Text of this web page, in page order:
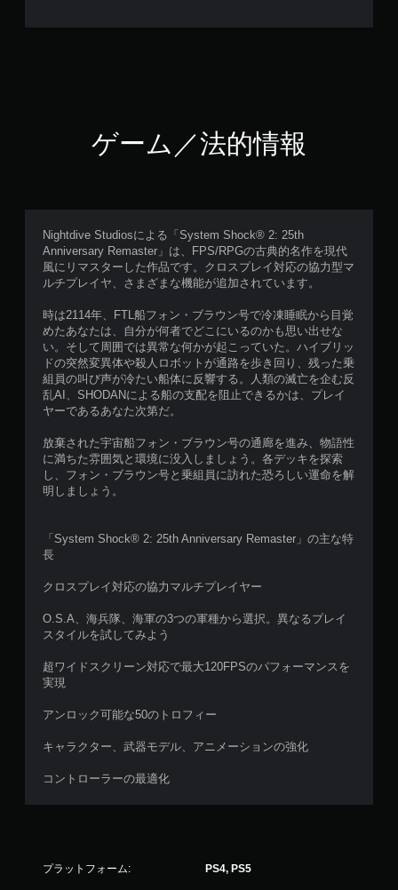
ゲーム／法的情報
Nightdive Studiosによる「System Shock® 2: 25th
Anniversary Remaster」は、FPS/RPGの古典的名作を現代
風にリマスターした作品です。クロスプレイ対応の協力型マ
ルチプレイヤ、さまざまな機能が追加されています。
時は2114年、FTL船フォン・ブラウン号で冷凍睡眠から目覚
めたあなたは、自分が何者でどこにいるのかも思い出せな
い。そして周囲では異常な何かが起こっていた。ハイブリッ
ドの突然変異体や殺人ロボットが通路を歩き回り、残った乗
組員の叫び声が冷たい船体に反響する。人類の滅亡を企む反
乱AI、SHODANによる船の支配を阻止できるかは、プレイ
ヤーであるあなた次第だ。
放棄された宇宙船フォン・ブラウン号の通廊を進み、物語性
に満ちた雰囲気と環境に没入しましょう。各デッキを探索
し、フォン・ブラウン号と乗組員に訪れた恐ろしい運命を解
明しましょう。
「System Shock® 2: 25th Anniversary Remaster」の主な特
長
クロスプレイ対応の協力マルチプレイヤー
O.S.A、海兵隊、海軍の3つの軍種から選択。異なるプレイ
スタイルを試してみよう
超ワイドスクリーン対応で最大120FPSのパフォーマンスを
実現
アンロック可能な50のトロフィー
キャラクター、武器モデル、アニメーションの強化
コントローラーの最適化
プラットフォーム: PS4, PS5